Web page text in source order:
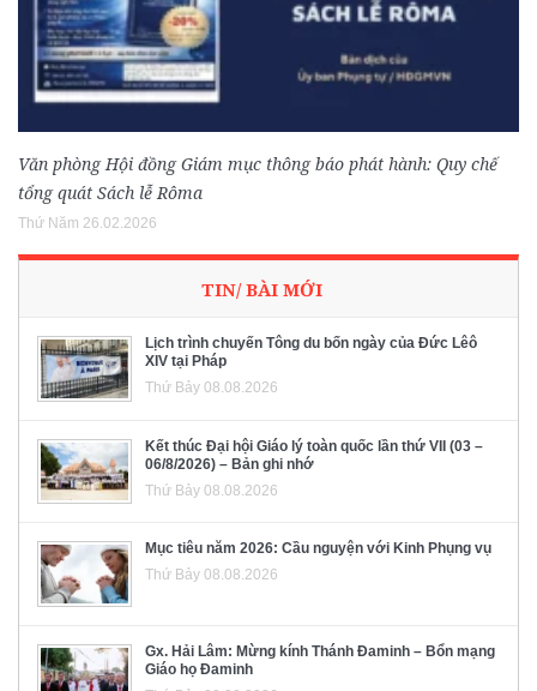
Văn phòng Hội đồng Giám mục thông báo phát hành: Quy chế
tổng quát Sách lễ Rôma
Thứ Năm 26.02.2026
TIN/ BÀI MỚI
Lịch trình chuyến Tông du bốn ngày của Đức Lêô
XIV tại Pháp
Thứ Bảy 08.08.2026
Kết thúc Đại hội Giáo lý toàn quốc lần thứ VII (03 –
06/8/2026) – Bản ghi nhớ
Thứ Bảy 08.08.2026
Mục tiêu năm 2026: Cầu nguyện với Kinh Phụng vụ
Thứ Bảy 08.08.2026
Gx. Hải Lâm: Mừng kính Thánh Đaminh – Bổn mạng
Giáo họ Đaminh